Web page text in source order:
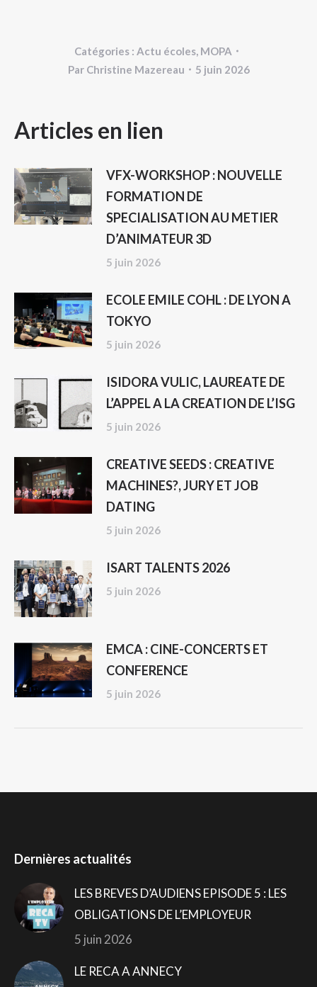
Catégories : Actu écoles, MOPA
Par Christine Mazereau 5 juin 2026
NAVIGATION
ARTICLE
Articles en lien
VFX-WORKSHOP : NOUVELLE
FORMATION DE
SPECIALISATION AU METIER
D’ANIMATEUR 3D
5 juin 2026
ECOLE EMILE COHL : DE LYON A
TOKYO
5 juin 2026
ISIDORA VULIC, LAUREATE DE
L’APPEL A LA CREATION DE L’ISG
5 juin 2026
CREATIVE SEEDS : CREATIVE
MACHINES?, JURY ET JOB
DATING
5 juin 2026
ISART TALENTS 2026
5 juin 2026
EMCA : CINE-CONCERTS ET
CONFERENCE
5 juin 2026
Dernières actualités
LES BREVES D’AUDIENS EPISODE 5 : LES
OBLIGATIONS DE L’EMPLOYEUR
5 juin 2026
LE RECA A ANNECY